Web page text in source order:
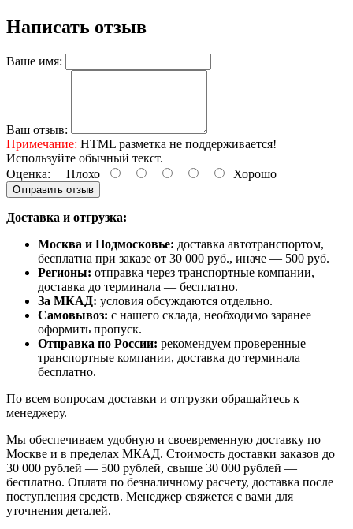
Написать отзыв
Ваше имя:
Ваш отзыв:
Примечание: HTML разметка не поддерживается!
Используйте обычный текст.
Оценка: Плохо Хорошо
Отправить отзыв
Доставка и отгрузка:
Москва и Подмосковье: доставка автотранспортом,
бесплатна при заказе от 30 000 руб., иначе — 500 руб.
Регионы: отправка через транспортные компании,
доставка до терминала — бесплатно.
За МКАД: условия обсуждаются отдельно.
Самовывоз: с нашего склада, необходимо заранее
оформить пропуск.
Отправка по России: рекомендуем проверенные
транспортные компании, доставка до терминала —
бесплатно.
По всем вопросам доставки и отгрузки обращайтесь к
менеджеру.
Мы обеспечиваем удобную и своевременную доставку по
Москве и в пределах МКАД. Стоимость доставки заказов до
30 000 рублей — 500 рублей, свыше 30 000 рублей —
бесплатно. Оплата по безналичному расчету, доставка после
поступления средств. Менеджер свяжется с вами для
уточнения деталей.